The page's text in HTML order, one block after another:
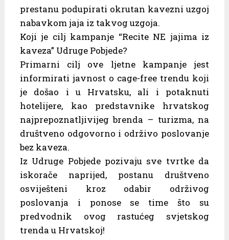
prestanu podupirati okrutan kavezni uzgoj
nabavkom jaja iz takvog uzgoja.
Koji je cilj kampanje “Recite NE jajima iz
kaveza” Udruge Pobjede?
Primarni cilj ove ljetne kampanje jest
informirati javnost o cage-free trendu koji
je došao i u Hrvatsku, ali i potaknuti
hotelijere, kao predstavnike hrvatskog
najprepoznatljivijeg brenda – turizma, na
društveno odgovorno i održivo poslovanje
bez kaveza.
Iz Udruge Pobjede pozivaju sve tvrtke da
iskorače naprijed, postanu društveno
osviješteni kroz odabir održivog
poslovanja i ponose se time što su
predvodnik ovog rastućeg svjetskog
trenda u Hrvatskoj!